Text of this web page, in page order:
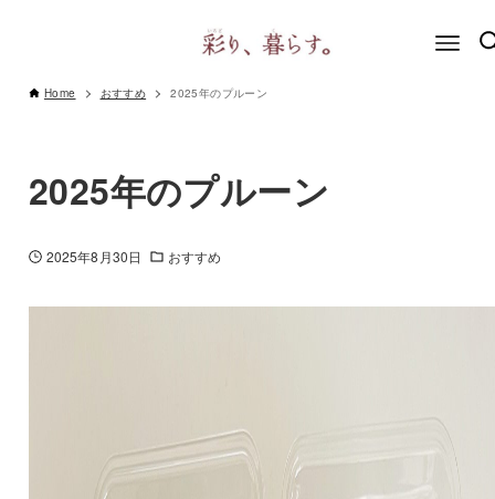
Home おすすめ 2025年のプルーン
2025年のプルーン
2025年8月30日 おすすめ